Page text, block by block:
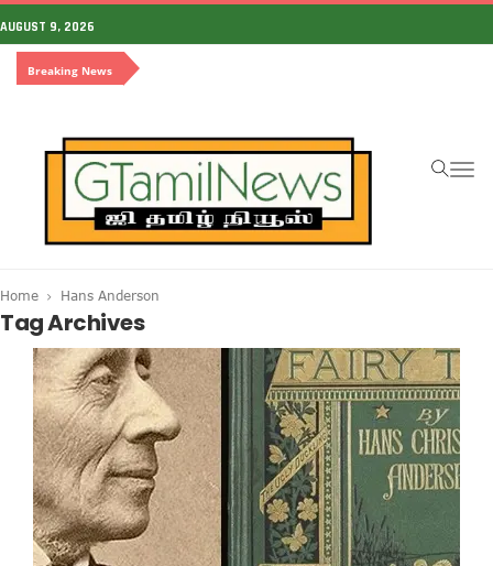
AUGUST 9, 2026
Breaking News
Home Hans Anderson
Tag Archives